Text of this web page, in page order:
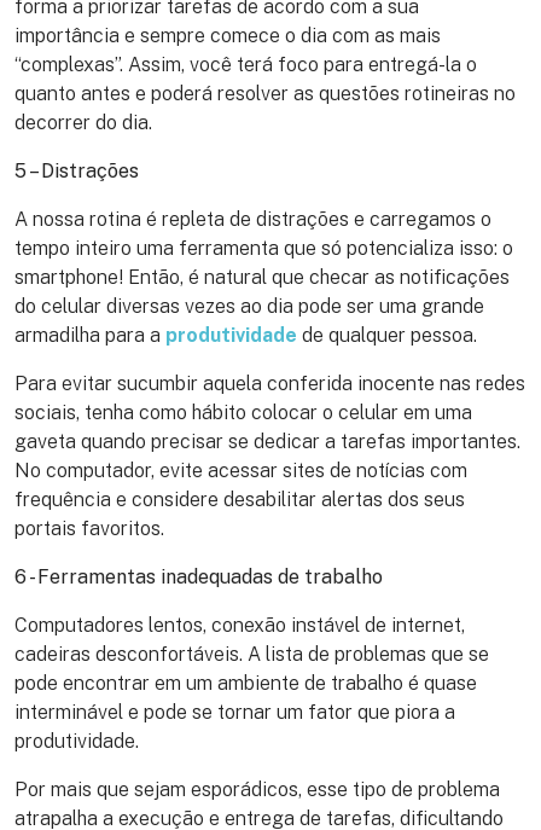
forma a priorizar tarefas de acordo com a sua
importância e sempre comece o dia com as mais
“complexas”. Assim, você terá foco para entregá-la o
quanto antes e poderá resolver as questões rotineiras no
decorrer do dia.
5 – Distrações
A nossa rotina é repleta de distrações e carregamos o
tempo inteiro uma ferramenta que só potencializa isso: o
smartphone! Então, é natural que checar as notificações
do celular diversas vezes ao dia pode ser uma grande
armadilha para a produtividade de qualquer pessoa.
Para evitar sucumbir aquela conferida inocente nas redes
sociais, tenha como hábito colocar o celular em uma
gaveta quando precisar se dedicar a tarefas importantes.
No computador, evite acessar sites de notícias com
frequência e considere desabilitar alertas dos seus
portais favoritos.
6 - Ferramentas inadequadas de trabalho
Computadores lentos, conexão instável de internet,
cadeiras desconfortáveis. A lista de problemas que se
pode encontrar em um ambiente de trabalho é quase
interminável e pode se tornar um fator que piora a
produtividade.
Por mais que sejam esporádicos, esse tipo de problema
atrapalha a execução e entrega de tarefas, dificultando